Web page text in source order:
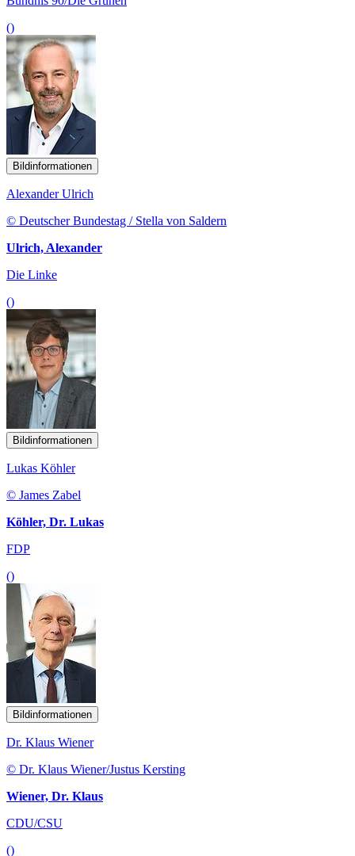
()
Bildinformationen
Alexander Ulrich
© Deutscher Bundestag / Stella von Saldern
Ulrich, Alexander
Die Linke
()
Bildinformationen
Lukas Köhler
© James Zabel
Köhler, Dr. Lukas
FDP
()
Bildinformationen
Dr. Klaus Wiener
© Dr. Klaus Wiener/Justus Kersting
Wiener, Dr. Klaus
CDU/CSU
()